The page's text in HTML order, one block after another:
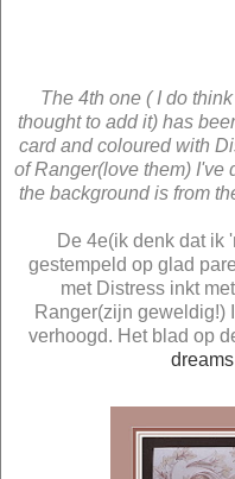
The 4th one ( I do
thought to add it) has
card and coloured with
of Ranger(love them) I've
the background is from
De 4e(ik denk dat ik
gestempeld op glad
met Distress inkt
Ranger(zijn geweldig!)
verhoogd. Het blad op